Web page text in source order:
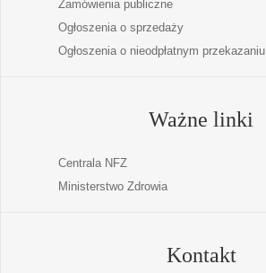
Zamówienia publiczne
Ogłoszenia o sprzedaży
Ogłoszenia o nieodpłatnym przekazaniu
Ważne linki
Centrala NFZ
Ministerstwo Zdrowia
Kontakt